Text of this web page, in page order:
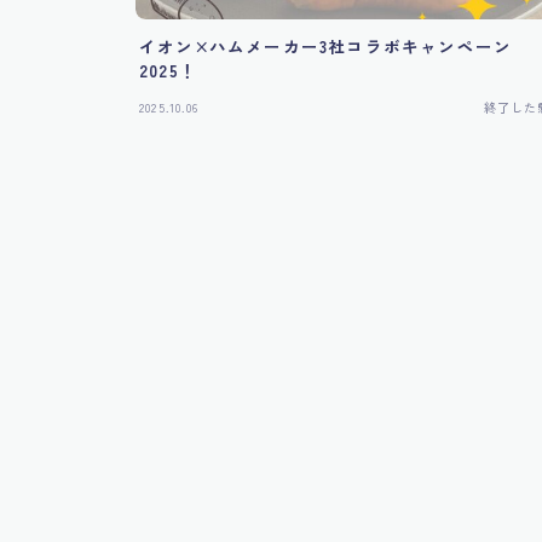
イオン×ハムメーカー3社コラボキャンペーン
2025！
2025.10.06 終了した